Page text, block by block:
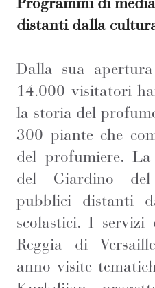
distanti dalla
Dalla sua
14.000 visitatori
la storia del
300 piante che
del profumiere.
del Giardino del
pubblici distanti
scolastici. I servizi
Reggia di
anno visite